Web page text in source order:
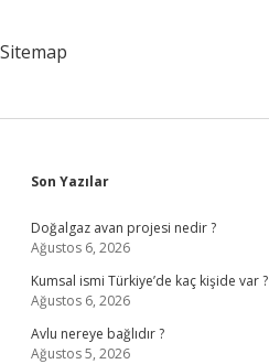
Sitemap
Sidebar
Son Yazılar
Doğalgaz avan projesi nedir ?
Ağustos 6, 2026
Kumsal ismi Türkiye’de kaç kişide var ?
Ağustos 6, 2026
Avlu nereye bağlıdır ?
Ağustos 5, 2026